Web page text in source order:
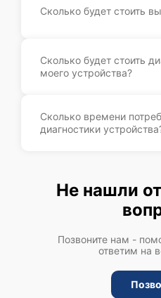
Сколько будет стоить
Сколько будет стоить
моего устройства?
Сколько времени
диагностики
Не нашли
Позвоните нам -
ответим на